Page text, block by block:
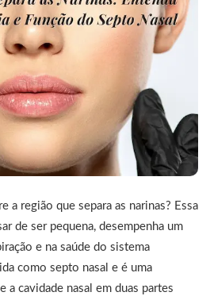
a região que separa as narinas? Essa
de ser pequena, desempenha um
e na saúde do sistema
como septo nasal e é uma
a cavidade nasal em duas partes